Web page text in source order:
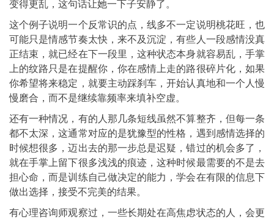
变得更乱，这句话让她一下子安静了。
这个例子说明一个反常识的点，线多不一定说明桃花旺，也
可能只是情感节奏太快，来不及沉淀，有些人一段感情没真
正结束，就已经在下一段里，这种状态本身就容易乱，手掌
上的纹路只是在提醒你，你在感情上走的路很碎片化，如果
你希望将来稳定，就要主动踩刹车，开始认真地和一个人慢
慢磨合，而不是继续靠频率来填补空虚。
还有一种情况，有的人那几条短线虽然不算整齐，但每一条
都不太深，这通常对应的是犹豫型的性格，遇到感情选择的
时候想很多，迈出去的那一步总是迟疑，错过的机会多了，
就在手掌上留下很多浅浅的痕迹，这种时候最需要的不是去
担心命，而是训练自己做决定的能力，学会在有限的信息下
做出选择，接受不完美的结果。
有心理咨询师观察过，一些长期处在高焦虑状态的人，会更